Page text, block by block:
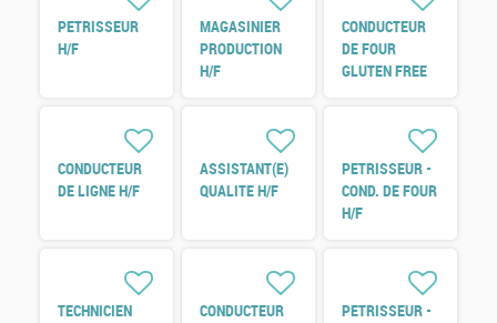
PETRISSEUR
H/F
MAGASINIER
PRODUCTION
H/F
CONDUCTEUR
DE FOUR
GLUTEN FREE
CONDUCTEUR
DE LIGNE H/F
ASSISTANT(E)
QUALITE H/F
PETRISSEUR -
COND. DE FOUR
H/F
TECHNICIEN
CONDUCTEUR
PETRISSEUR -